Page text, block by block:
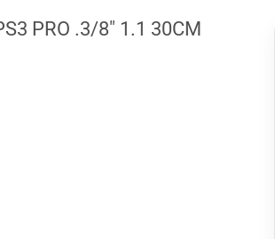
PRO .3/8" 1.1 30CM